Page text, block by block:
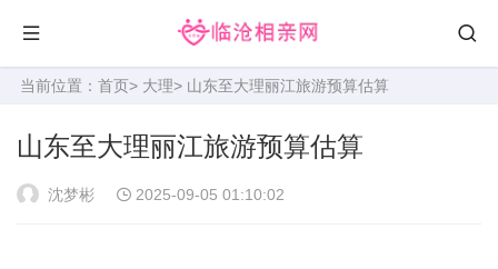
当前位置： 首页> 大理> 山东至大理丽江旅游预算估算
山东至大理丽江旅游预算估算
沈梦彬 2025-09-05 01:10:02